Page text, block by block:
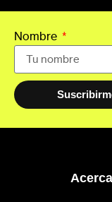
Nombre